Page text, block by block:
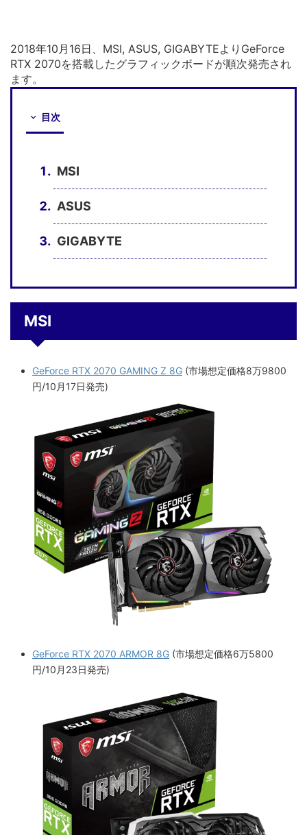
2018年10月16日、MSI, ASUS, GIGABYTEよりGeForce
RTX 2070を搭載したグラフィックボードが順次発売され
ます。
目次
MSI
ASUS
GIGABYTE
MSI
GeForce RTX 2070 GAMING Z 8G (市場想定価格8万9800
円/10月17日発売)
GeForce RTX 2070 ARMOR 8G (市場想定価格6万5800
円/10月23日発売)